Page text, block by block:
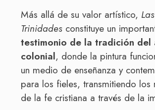
Más allá de su valor artístico,
Trinidades constituye un
testimonio de la tradición del
colonial, donde la pintura
un medio de enseñanza y
para los fieles, transmitiendo los
de la fe cristiana a través de la